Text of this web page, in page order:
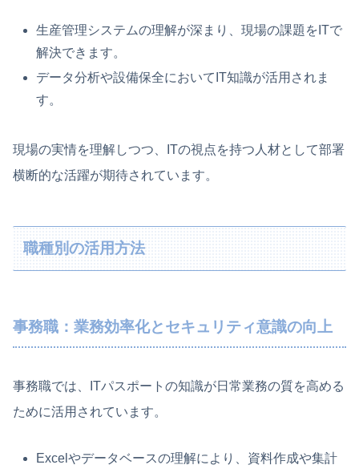
生産管理システムの理解が深まり、現場の課題をITで
解決できます。
データ分析や設備保全においてIT知識が活用されま
す。
現場の実情を理解しつつ、ITの視点を持つ人材として部署
横断的な活躍が期待されています。
職種別の活用方法
事務職：業務効率化とセキュリティ意識の向上
事務職では、ITパスポートの知識が日常業務の質を高める
ために活用されています。
Excelやデータベースの理解により、資料作成や集計